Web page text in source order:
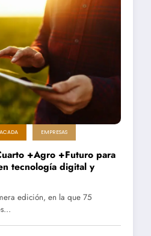
EMPRESAS
+Agro +Futuro para
tecnología digital y
edición, en la que 75